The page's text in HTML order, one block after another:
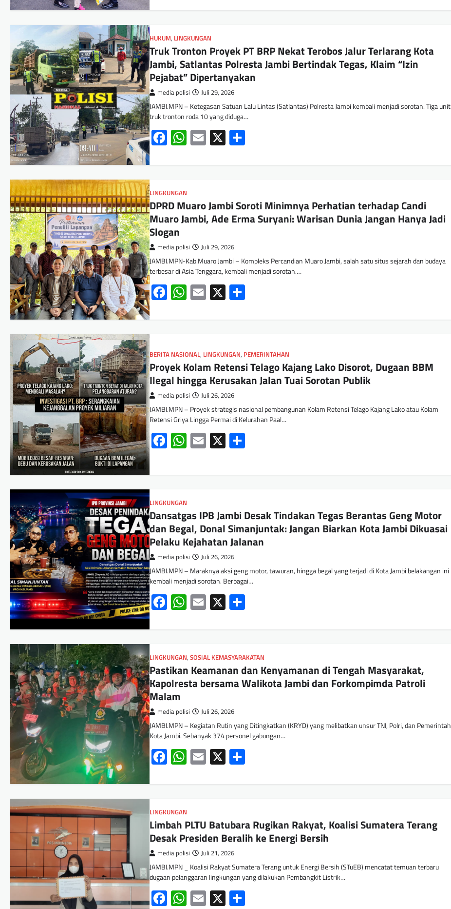
HUKUM, LINGKUNGAN
Truk Tronton Proyek PT BRP Nekat Terobos Jalur Terlarang Kota
Jambi, Satlantas Polresta Jambi Bertindak Tegas, Klaim “Izin
Pejabat” Dipertanyakan
media polisi Juli 29, 2026
JAMBI.MPN – Ketegasan Satuan Lalu Lintas (Satlantas) Polresta Jambi kembali menjadi sorotan. Tiga unit
truk tronton roda 10 yang diduga…
Facebook
WhatsApp
Email
X
LINGKUNGAN
DPRD Muaro Jambi Soroti Minimnya Perhatian terhadap Candi
Muaro Jambi, Ade Erma Suryani: Warisan Dunia Jangan Hanya Jadi
Slogan
media polisi Juli 29, 2026
JAMBI.MPN-Kab.Muaro Jambi – Kompleks Percandian Muaro Jambi, salah satu situs sejarah dan budaya
terbesar di Asia Tenggara, kembali menjadi sorotan.…
Facebook
WhatsApp
Email
X
BERITA NASIONAL, LINGKUNGAN, PEMERINTAHAN
Proyek Kolam Retensi Telago Kajang Lako Disorot, Dugaan BBM
Ilegal hingga Kerusakan Jalan Tuai Sorotan Publik
media polisi Juli 26, 2026
JAMBI.MPN – Proyek strategis nasional pembangunan Kolam Retensi Telago Kajang Lako atau Kolam
Retensi Griya Lingga Permai di Kelurahan Paal…
Facebook
WhatsApp
Email
X
LINGKUNGAN
Dansatgas IPB Jambi Desak Tindakan Tegas Berantas Geng Motor
dan Begal, Donal Simanjuntak: Jangan Biarkan Kota Jambi Dikuasai
Pelaku Kejahatan Jalanan
media polisi Juli 26, 2026
JAMBI.MPN – Maraknya aksi geng motor, tawuran, hingga begal yang terjadi di Kota Jambi belakangan ini
kembali menjadi sorotan. Berbagai…
Facebook
WhatsApp
Email
X
LINGKUNGAN,SOSIAL KEMASYARAKATAN
Pastikan Keamanan dan Kenyamanan di Tengah Masyarakat,
Kapolresta bersama Walikota Jambi dan Forkompimda Patroli
Malam
media polisi Juli 26, 2026
JAMBI.MPN – Kegiatan Rutin yang Ditingkatkan (KRYD) yang melibatkan unsur TNI, Polri, dan Pemerintah
Kota Jambi. Sebanyak 374 personel gabungan…
Facebook
WhatsApp
Email
X
LINGKUNGAN
Limbah PLTU Batubara Rugikan Rakyat, Koalisi Sumatera Terang
Desak Presiden Beralih ke Energi Bersih
media polisi Juli 21, 2026
JAMBI.MPN _ Koalisi Rakyat Sumatera Terang untuk Energi Bersih (STuEB) mencatat temuan terbaru
dugaan pelanggaran lingkungan yang dilakukan Pembangkit Listrik…
Facebook
WhatsApp
Email
X